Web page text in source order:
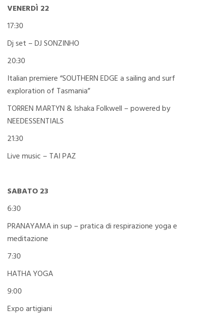
VENERDÌ 22
17:30
Dj set – DJ SONZINHO
20:30
Italian premiere “SOUTHERN EDGE a sailing and surf
exploration of Tasmania”
TORREN MARTYN & Ishaka Folkwell – powered by
NEEDESSENTIALS
21:30
Live music – TAI PAZ
SABATO 23
6:30
PRANAYAMA in sup – pratica di respirazione yoga e
meditazione
7:30
HATHA YOGA
9:00
Expo artigiani